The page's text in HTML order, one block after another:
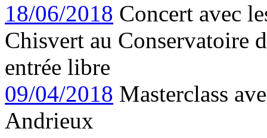
18/06/2018 Concert avec
Chisvert au Conservatoire
entrée libre
09/04/2018 Masterclass
Andrieux